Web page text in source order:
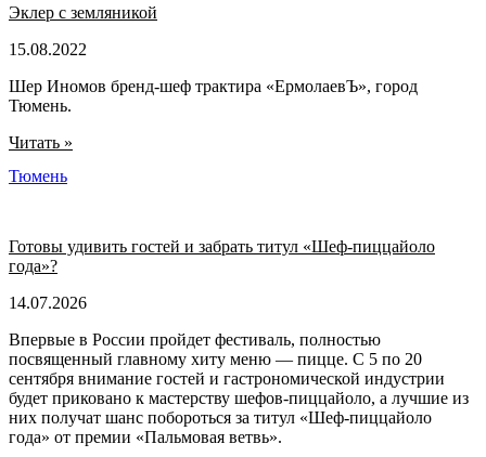
Эклер с земляникой
15.08.2022
Шер Иномов бренд-шеф трактира «ЕрмолаевЪ», город
Тюмень.
Читать »
Тюмень
Готовы удивить гостей и забрать титул «Шеф-пиццайоло
года»?
14.07.2026
Впервые в России пройдет фестиваль, полностью
посвященный главному хиту меню — пицце. С 5 по 20
сентября внимание гостей и гастрономической индустрии
будет приковано к мастерству шефов-пиццайоло, а лучшие из
них получат шанс побороться за титул «Шеф-пиццайоло
года» от премии «Пальмовая ветвь».